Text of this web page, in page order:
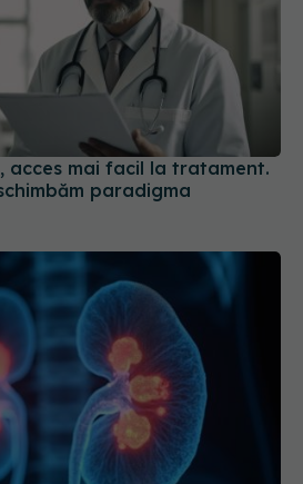
paradigma